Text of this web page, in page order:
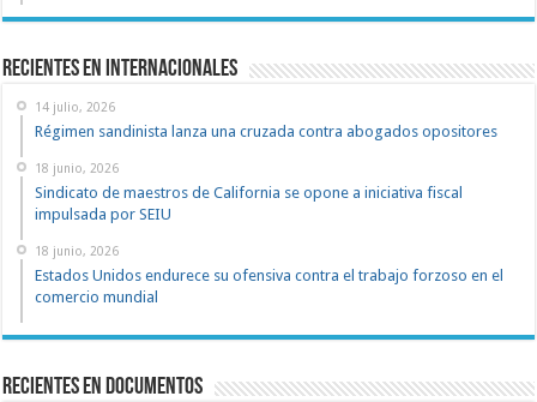
Recientes en Internacionales
14 julio, 2026
Régimen sandinista lanza una cruzada contra abogados opositores
18 junio, 2026
Sindicato de maestros de California se opone a iniciativa fiscal
impulsada por SEIU
18 junio, 2026
Estados Unidos endurece su ofensiva contra el trabajo forzoso en el
comercio mundial
recientes en documentos